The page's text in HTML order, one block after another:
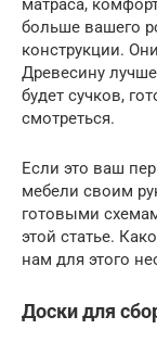
матраса,
больше вашего
конструкции.
Древесину
будет сучков,
смотреться.
Если это ваш
мебели своим
готовыми
этой статье.
нам для этого
Доски для